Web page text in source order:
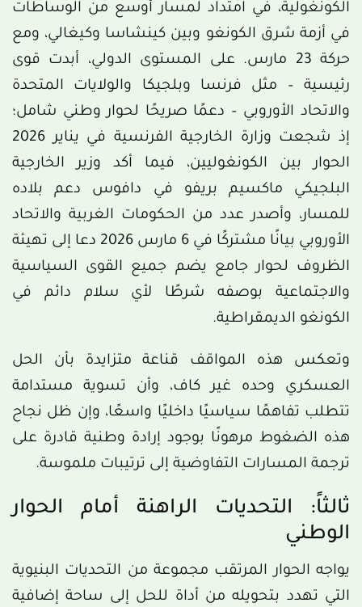
الكونغولية، في امتداد لمسار أوسع من الوساطات
في أزمة شرق الكونغو وبين كينشاسا وكيغالي، ومع
حركة 23 مارس. على المستوى الدولي، أبدت قوى
رئيسية – مثل فرنسا وبلجيكا والولايات المتحدة
والاتحاد الأوروبي – دعمًا صريحًا لحوار وطني شامل؛
إذ شجعت وزارة الخارجية الفرنسية في يناير 2026
الحوار بين الكونغوليين، فيما أكد وزير الخارجية
البلجيكي ماكسيم بريفو في دافوس دعم بلاده
للمسار، وأصدر عدد من الحكومات الغربية والاتحاد
الأوروبي بيانًا مشتركًا في 6 مارس 2026 دعا إلى تهيئة
الظروف لحوار جامع يضم جميع القوى السياسية
والاجتماعية بوصفه شرطًا لأي سلام دائم في
الكونغو الديمقراطية.
وتعكس هذه المواقف قناعة متزايدة بأن الحل
العسكري وحده غير كاف، وأن تسوية مستدامة
تتطلب تفاهمًا سياسيًا داخليًا واسعًا، وإن ظل نجاح
هذه الضغوط مرهونًا بوجود إرادة وطنية قادرة على
ترجمة المسارات التفاوضية إلى ترتيبات ملموسة.
ثالثاً: التحديات الراهنة أمام الحوار
الوطني
يواجه الحوار المرتقب مجموعة من التحديات البنيوية
التي تهدد بتحويله من أداة للحل إلى ساحة إضافية